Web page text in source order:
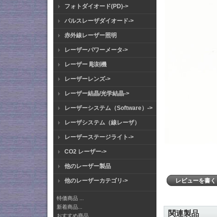
フォトダイオード(PD)->
パルスレーザダイオード->
赤外線レーザー照明
レーザーパワーメータ->
レーザー 彫刻機
レーザーレンズ->
レーザー結晶/光学結晶->
レーザーシステム（Software）->
レーザシステム（線レーザ）
レーザーステージライト->
CO2 レーザー->
他のレーザー製品
他のレーザーカテゴリ->
特価商品 ...
新着商品...
おすすめ商品...
レビューを書
関連製品